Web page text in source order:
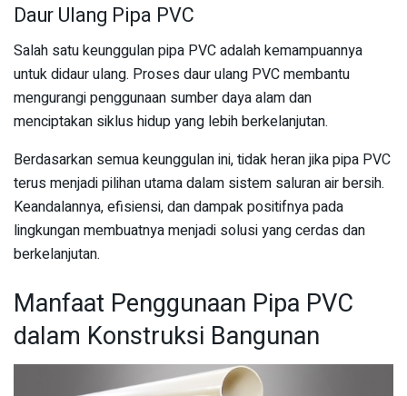
Daur Ulang Pipa PVC
Salah satu keunggulan pipa PVC adalah kemampuannya
untuk didaur ulang. Proses daur ulang PVC membantu
mengurangi penggunaan sumber daya alam dan
menciptakan siklus hidup yang lebih berkelanjutan.
Berdasarkan semua keunggulan ini, tidak heran jika pipa PVC
terus menjadi pilihan utama dalam sistem saluran air bersih.
Keandalannya, efisiensi, dan dampak positifnya pada
lingkungan membuatnya menjadi solusi yang cerdas dan
berkelanjutan.
Manfaat Penggunaan Pipa PVC
dalam Konstruksi Bangunan